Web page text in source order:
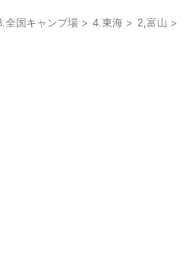
全国キャンプ場 > 4.東海 > 2,富山 >